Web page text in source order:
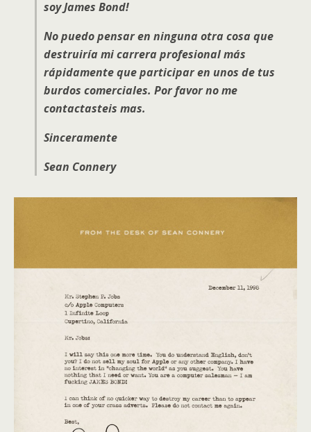
soy James Bond!
No puedo pensar en ninguna otra cosa que
destruiría mi carrera profesional más
rápidamente que participar en unos de tus
burdos comerciales. Por favor no me
contactasteis mas.
Sinceramente
Sean Connery